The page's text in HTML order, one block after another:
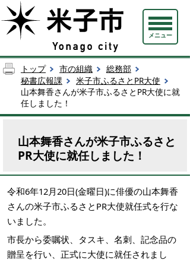
メニュー
トップ 市の組織
総務部
秘書広報課
米子市ふるさとPR大使
山本舞香さんが米子市ふるさとPR大使に就
任しました！
山本舞香さんが米子市ふるさと
PR大使に就任しました！
令和6年12月20日(金曜日)に俳優の山本舞香
さんの米子市ふるさとPR大使就任式を行な
いました。
市長から委嘱状、タスキ、名刺、記念品の
贈呈を行い、正式に大使に就任されまし